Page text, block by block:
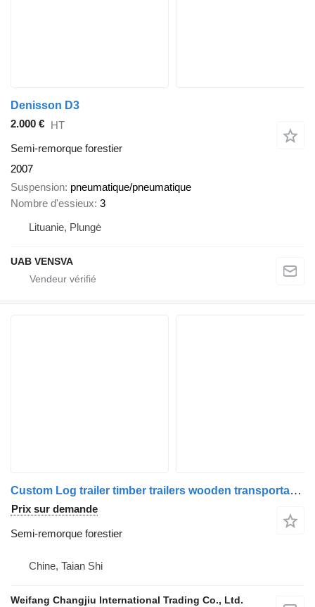
Denisson D3
2.000 € HT
Semi-remorque forestier
2007
Suspension pneumatique/pneumatique
Nombre d'essieux 3
Lituanie, Plungė
UAB VENSVA
Custom Log trailer timber trailers wooden transportation semi tr
Prix sur demande
Semi-remorque forestier
Chine, Taian Shi
Weifang Changjiu International Trading Co., Ltd.